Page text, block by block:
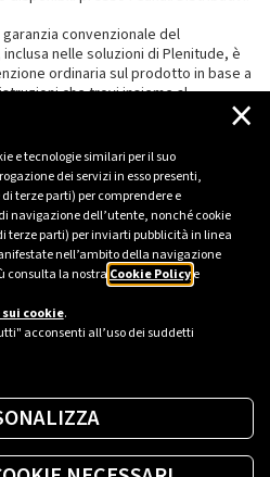
e tecnologie similari per il suo
dei servizi in esso presenti,
terze parti) per comprendere e
navigazione dell’utente, nonché cookie
terze parti) per inviarti pubblicità in linea
nell’ambito della navigazione
consulta la nostra Cookie Policye
cookie.
acconsenti all’uso dei suddetti
×
convenzionale del
nelle soluzioni di Plenitude, è
ordinaria sul prodotto in base a
che trovi insieme al